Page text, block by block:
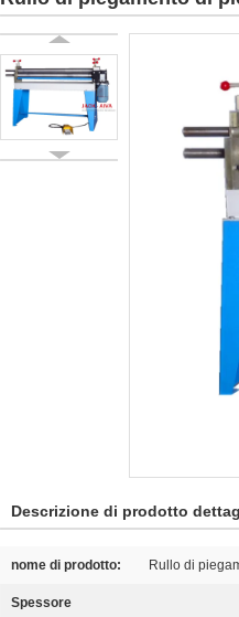
Descrizione di prodotto
nome di prodotto: Rullo di
Spessore